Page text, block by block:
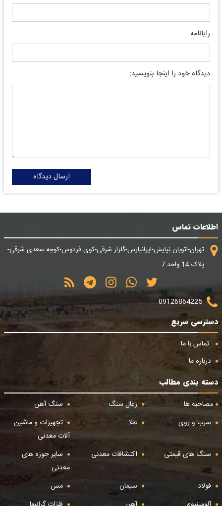
رایانامه
دیدگاه خود را اینجا بنویسید:
ارسال دیدگاه
اطلاعات تماس
تهران-اتوبان نیایش-ایرانپارس-گلزار شرقی-کوی فردوس-کوچه سعدی شرقی-
پلاک 14 واحد 7
09126864225
دسترسی سریع
تماس با ما
درباره ما
دسته بندی مطالب
مصاحبه ها
زغال سنگ
سنگ آهن
سرب و روی
طلا
تجهیزات و ماشین
آلات معدنی
سنگ های قیمتی
اکتشافات معدنی
سایر حوزه های
معدنی
فولاد
سیمان
مس